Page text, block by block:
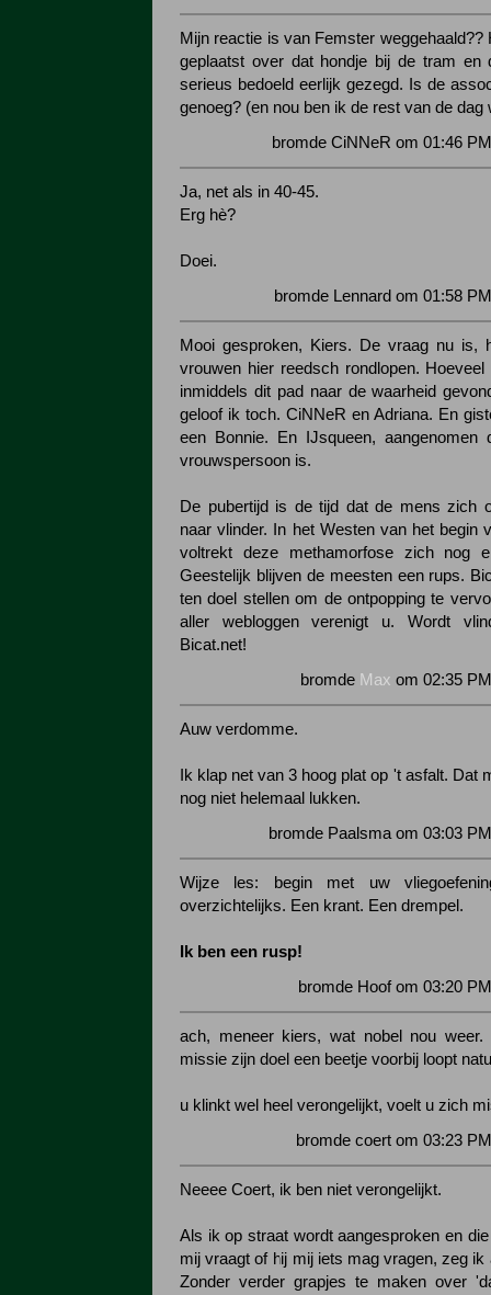
Mijn reactie is van Femster weggehaald??
geplaatst over dat hondje bij de tram en
serieus bedoeld eerlijk gezegd. Is de
genoeg? (en nou ben ik de rest van de dag
bromde CiNNeR om 01:46
Ja, net als in 40-45.
Erg hè?
Doei.
bromde Lennard om 01:58
Mooi gesproken, Kiers. De vraag nu is,
vrouwen hier reedsch rondlopen.
inmiddels dit pad naar de waarheid
geloof ik toch. CiNNeR en Adriana. En
een Bonnie. En IJsqueen, aangenomen
vrouwspersoon is.
De pubertijd is de tijd dat de mens zich
naar vlinder. In het Westen van het begin
voltrekt deze methamorfose zich nog
Geestelijk blijven de meesten een rups.
ten doel stellen om de ontpopping te
aller webloggen verenigt u. Wordt
Bicat.net!
bromde Max om 02:35
Auw verdomme.
Ik klap net van 3 hoog plat op 't asfalt. Dat
nog niet helemaal lukken.
bromde Paalsma om 03:03
Wijze les: begin met uw
overzichtelijks. Een krant. Een drempel.
Ik ben een rusp!
bromde Hoof om 03:20
ach, meneer kiers, wat nobel nou weer.
missie zijn doel een beetje voorbij loopt
u klinkt wel heel verongelijkt, voelt u zich
bromde coert om 03:23
Neeee Coert, ik ben niet verongelijkt.
Als ik op straat wordt aangesproken en
mij vraagt of hij mij iets mag vragen, zeg ik
Zonder verder grapjes te maken over